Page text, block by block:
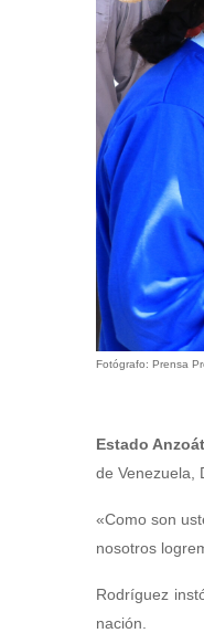
Fotógrafo: Prensa
Estado
de Venezuela,
«Como son
nosotros
Rodríguez
nación.